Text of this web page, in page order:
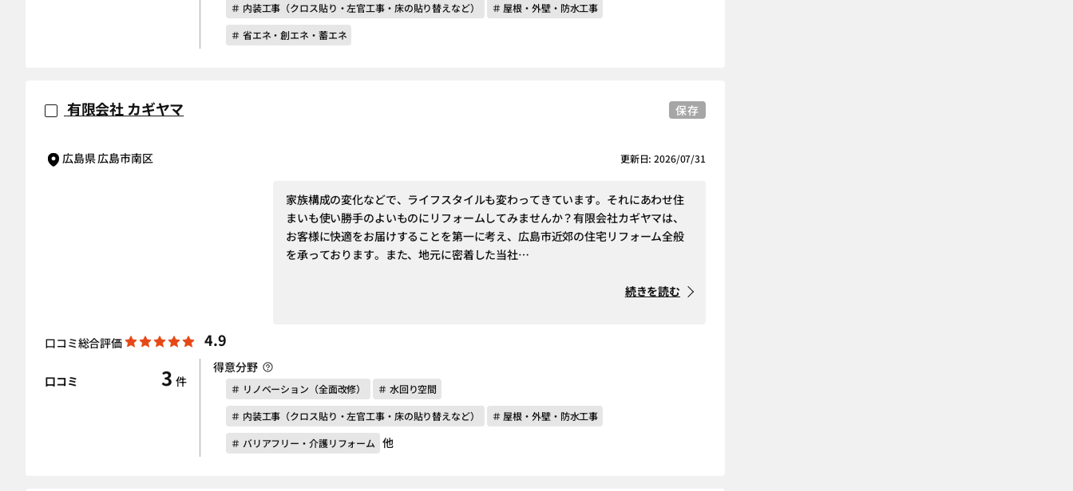
＃ 内装工事（クロス貼り・左官工事・床の貼り替えなど）
＃ 屋根・外壁・防水工事
＃ 省エネ・創エネ・蓄エネ
有限会社 カギヤマ
広島県 広島市南区 更新日: 2026/07/31
家族構成の変化などで、ライフスタイルも変わってきています。それにあわせ住
まいも使い勝手のよいものにリフォームしてみませんか？有限会社カギヤマは、
お客様に快適をお届けすることを第一に考え、広島市近郊の住宅リフォーム全般
を承っております。また、地元に密着した当社…
続きを読む
口コミ総合評価 4.9
口コミ 3 件
得意分野
＃ リノベーション（全面改修）
＃ 水回り空間
＃ 内装工事（クロス貼り・左官工事・床の貼り替えなど）
＃ 屋根・外壁・防水工事
＃ バリアフリー・介護リフォーム 他
保存